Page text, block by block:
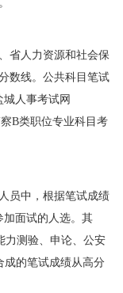
省人力资源和社会保
数线。公共科目笔试
人事考试网
B类职位专业科目考
员中，根据笔试成绩
加面试的人选。其
力测验、申论、公安
成的笔试成绩从高分